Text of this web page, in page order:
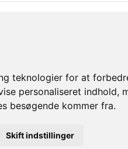
teknologier for at
personaliseret indhold,
besøgende kommer fra.
Skift indstillinger